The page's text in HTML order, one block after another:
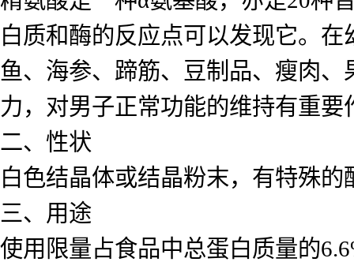
白质和酶的反应点可以发现它。
鱼、海参、蹄筋、豆制品、瘦肉
力，对男子正常功能的维持有重要
二、性状
白色结晶体或结晶粉末，有特殊的
三、用途
使用限量占食品中总蛋白质量的